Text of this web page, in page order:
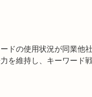
ドの使用状況が同業他
を維持し、キーワード